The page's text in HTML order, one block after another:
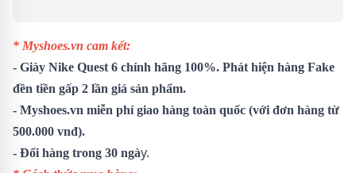
* Myshoes.vn cam kết:
- Giày Nike Quest 6 chính hãng 100%. Phát hiện hàng Fake
đền tiền gấp 2 lần giá sản phẩm.
- Myshoes.vn miễn phí giao hàng toàn quốc (với đơn hàng từ
500.000 vnđ).
- Đổi hàng trong 30 ngày.